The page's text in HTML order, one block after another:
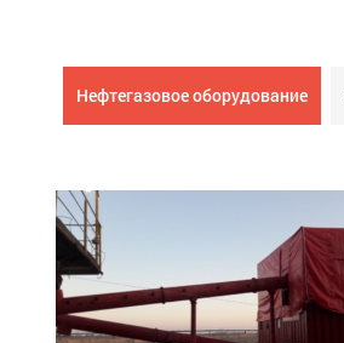
Нефтегазовое оборудование